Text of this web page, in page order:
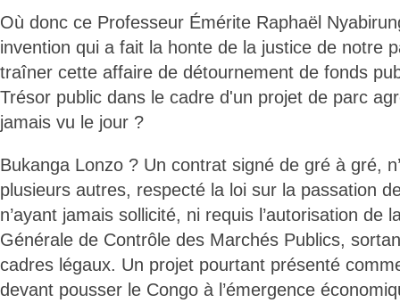
Où donc ce Professeur Émérite Raphaël
invention qui a fait la honte de la justice de notre
traîner cette affaire de détournement de fonds
Trésor public dans le cadre d'un projet de parc
jamais vu le jour ?
Bukanga Lonzo ? Un contrat signé de gré à gré,
plusieurs autres, respecté la loi sur la passation
n’ayant jamais sollicité, ni requis l’autorisation de
Générale de Contrôle des Marchés Publics,
cadres légaux. Un projet pourtant présenté
devant pousser le Congo à l’émergence